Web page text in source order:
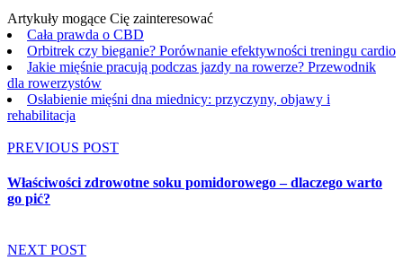
Artykuły mogące Cię zainteresować
Cała prawda o CBD
Orbitrek czy bieganie? Porównanie efektywności treningu cardio
Jakie mięśnie pracują podczas jazdy na rowerze? Przewodnik
dla rowerzystów
Osłabienie mięśni dna miednicy: przyczyny, objawy i
rehabilitacja
PREVIOUS POST
Właściwości zdrowotne soku pomidorowego – dlaczego warto
go pić?
NEXT POST